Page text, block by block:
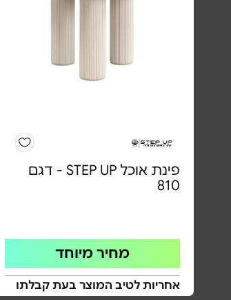
פינת אוכל STEP UP - דגם
810
מחיר מיוחד
אחריות לטיב המוצר בעת קבלתו